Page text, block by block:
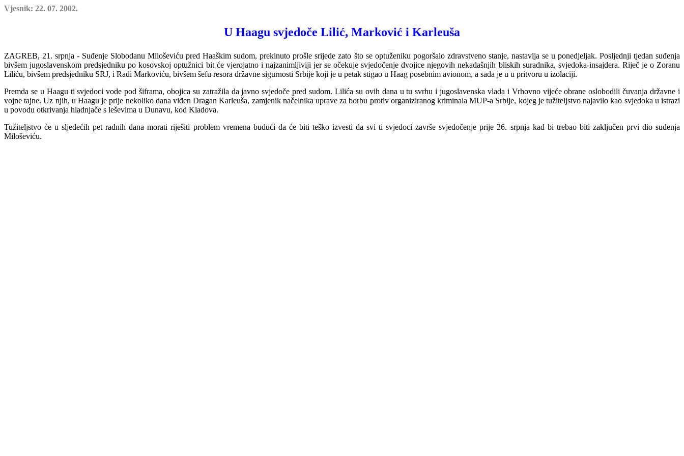
Vjesnik: 22. 07. 2002.
U Haagu svjedoče Lilić, Marković i Karleuša
ZAGREB, 21. srpnja - Suđenje Slobodanu Miloševiću pred Haaškim sudom, prekinuto prošle srijede zato što se optuženiku pogoršalo zdravstveno stanje, nastavlja se u ponedjeljak. Posljednji tjedan suđenja
bivšem jugoslavenskom predsjedniku po kosovskoj optužnici bit će vjerojatno i najzanimljiviji jer se očekuje svjedočenje dvojice njegovih nekadašnjih bliskih suradnika, svjedoka-insajdera. Riječ je o Zoranu
Liliću, bivšem predsjedniku SRJ, i Radi Markoviću, bivšem šefu resora državne sigurnosti Srbije koji je u petak stigao u Haag posebnim avionom, a sada je u u pritvoru u izolaciji.
Premda se u Haagu ti svjedoci vode pod šiframa, obojica su zatražila da javno svjedoče pred sudom. Lilića su ovih dana u tu svrhu i jugoslavenska vlada i Vrhovno vijeće obrane oslobodili čuvanja državne i
vojne tajne. Uz njih, u Haagu je prije nekoliko dana viđen Dragan Karleuša, zamjenik načelnika uprave za borbu protiv organiziranog kriminala MUP-a Srbije, kojeg je tužiteljstvo najavilo kao svjedoka u istrazi
u povodu otkrivanja hladnjače s leševima u Dunavu, kod Kladova.
Tužiteljstvo će u sljedećih pet radnih dana morati riješiti problem vremena budući da će biti teško izvesti da svi ti svjedoci završe svjedočenje prije 26. srpnja kad bi trebao biti zaključen prvi dio suđenja
Miloševiću.